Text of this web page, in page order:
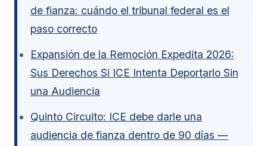
de fianza: cuándo el tribunal federal es el
paso correcto
Expansión de la Remoción Expedita 2026:
Sus Derechos Si ICE Intenta Deportarlo Sin
una Audiencia
Quinto Circuito: ICE debe darle una
audiencia de fianza dentro de 90 días —